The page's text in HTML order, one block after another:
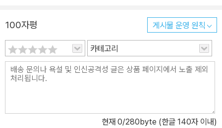
순한 동화가 아니다. 어린 시절에는 그냥 지나쳤던 이야기들이, 어른
고 우리가 놓쳐버린 것들에 대한 성찰. 어릴 적 읽을 때는 알지 못했던
한 문장이, 지금은 우리의 삶을 되돌아보게 한다. "너는 네가 길들인
것에 책임이 있어." 누군가와 깊이 연결된다는 것은 단순한 일이 아니
100자평 게시물 운영 원칙
카테고리
현재 0/280byte (한글 140자 이내)